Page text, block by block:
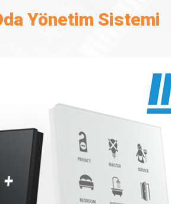
Yönetim Sistemi